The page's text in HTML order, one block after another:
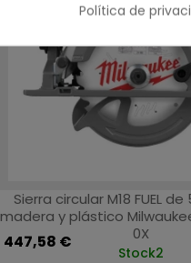
Sierra circular M18 FUEL
madera y plástico
0X
447,58 €
Stock2
Política de